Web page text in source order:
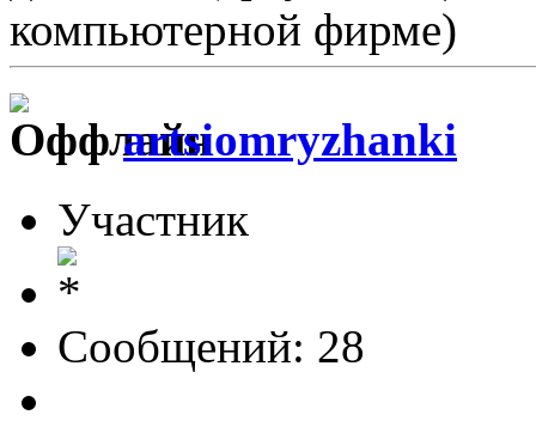
компьютерной фирме)
artsiomryzhanki
Участник
Сообщений: 28